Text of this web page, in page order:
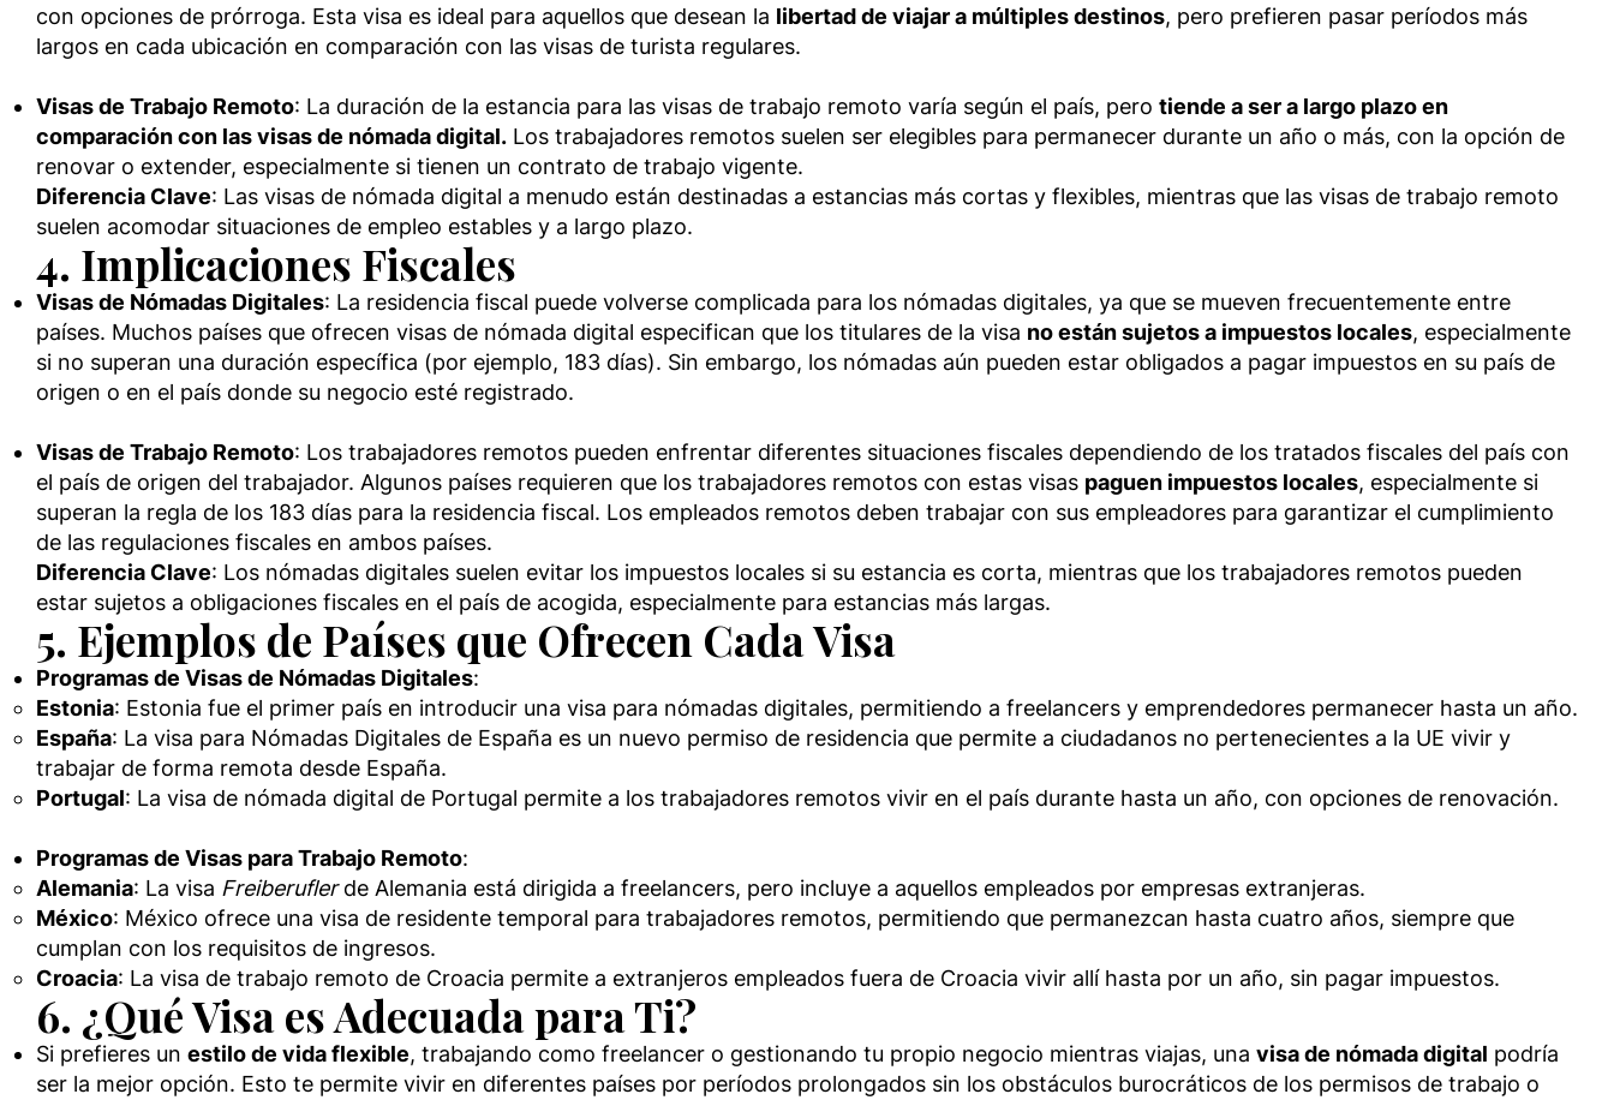
con opciones de prórroga. Esta visa es ideal para aquellos que desean la libertad de viajar a múltiples destinos, pero prefieren pasar períodos más
largos en cada ubicación en comparación con las visas de turista regulares.
Visas de Trabajo Remoto: La duración de la estancia para las visas de trabajo remoto varía según el país, pero tiende a ser a largo plazo en
comparación con las visas de nómada digital. Los trabajadores remotos suelen ser elegibles para permanecer durante un año o más, con la opción de
renovar o extender, especialmente si tienen un contrato de trabajo vigente.
Diferencia Clave: Las visas de nómada digital a menudo están destinadas a estancias más cortas y flexibles, mientras que las visas de trabajo remoto
suelen acomodar situaciones de empleo estables y a largo plazo.
4. Implicaciones Fiscales
Visas de Nómadas Digitales: La residencia fiscal puede volverse complicada para los nómadas digitales, ya que se mueven frecuentemente entre
países. Muchos países que ofrecen visas de nómada digital especifican que los titulares de la visa no están sujetos a impuestos locales, especialmente
si no superan una duración específica (por ejemplo, 183 días). Sin embargo, los nómadas aún pueden estar obligados a pagar impuestos en su país de
origen o en el país donde su negocio esté registrado.
Visas de Trabajo Remoto: Los trabajadores remotos pueden enfrentar diferentes situaciones fiscales dependiendo de los tratados fiscales del país con
el país de origen del trabajador. Algunos países requieren que los trabajadores remotos con estas visas paguen impuestos locales, especialmente si
superan la regla de los 183 días para la residencia fiscal. Los empleados remotos deben trabajar con sus empleadores para garantizar el cumplimiento
de las regulaciones fiscales en ambos países.
Diferencia Clave: Los nómadas digitales suelen evitar los impuestos locales si su estancia es corta, mientras que los trabajadores remotos pueden
estar sujetos a obligaciones fiscales en el país de acogida, especialmente para estancias más largas.
5. Ejemplos de Países que Ofrecen Cada Visa
Programas de Visas de Nómadas Digitales:
Estonia: Estonia fue el primer país en introducir una visa para nómadas digitales, permitiendo a freelancers y emprendedores permanecer hasta un año.
España: La visa para Nómadas Digitales de España es un nuevo permiso de residencia que permite a ciudadanos no pertenecientes a la UE vivir y
trabajar de forma remota desde España.
Portugal: La visa de nómada digital de Portugal permite a los trabajadores remotos vivir en el país durante hasta un año, con opciones de renovación.
Programas de Visas para Trabajo Remoto:
Alemania: La visa Freiberuflerde Alemania está dirigida a freelancers, pero incluye a aquellos empleados por empresas extranjeras.
México: México ofrece una visa de residente temporal para trabajadores remotos, permitiendo que permanezcan hasta cuatro años, siempre que
cumplan con los requisitos de ingresos.
Croacia: La visa de trabajo remoto de Croacia permite a extranjeros empleados fuera de Croacia vivir allí hasta por un año, sin pagar impuestos.
6. ¿Qué Visa es Adecuada para Ti?
Si prefieres un estilo de vida flexible, trabajando como freelancer o gestionando tu propio negocio mientras viajas, una visa de nómada digital podría
ser la mejor opción. Esto te permite vivir en diferentes países por períodos prolongados sin los obstáculos burocráticos de los permisos de trabajo o